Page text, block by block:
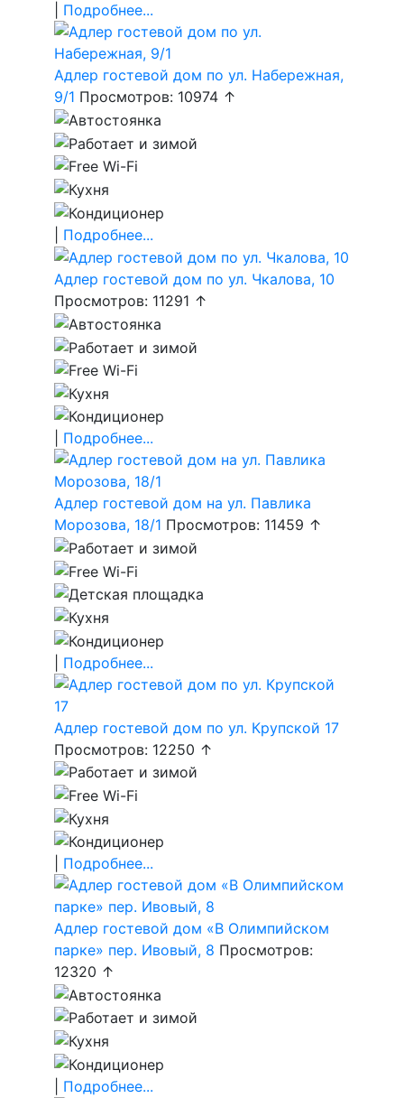
Подробнее...
Адлер гостевой дом по ул. Набережная,
9/1 Просмотров: 10974 ↑
Подробнее...
Адлер гостевой дом по ул. Чкалова, 10
Просмотров: 11291 ↑
Подробнее...
Адлер гостевой дом на ул. Павлика
Морозова, 18/1 Просмотров: 11459 ↑
Подробнее...
Адлер гостевой дом по ул. Крупской 17
Просмотров: 12250 ↑
Подробнее...
Адлер гостевой дом «В Олимпийском
парке» пер. Ивовый, 8 Просмотров:
12320 ↑
Подробнее...